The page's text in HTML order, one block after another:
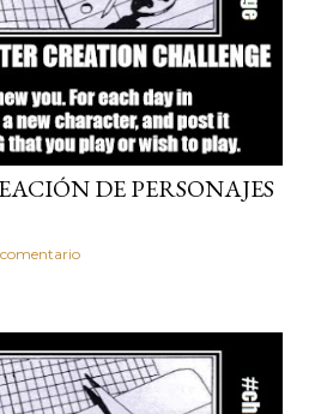
DE PERSONAJES